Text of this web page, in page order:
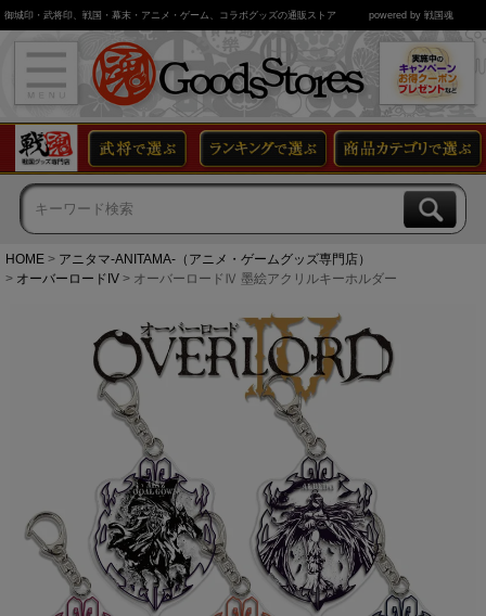
御城印・武将印、戦国・幕末・アニメ・ゲーム、コラボグッズの通販ストア powered by 戦国魂
HOME
アニタマ-ANITAMA-（アニメ・ゲームグッズ専門店）
オーバーロードIV
オーバーロードⅣ 墨絵アクリルキーホルダー